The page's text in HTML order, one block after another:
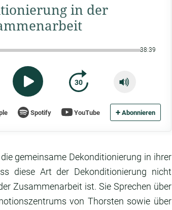
in der
38:39
30
Spotify YouTube + Abonnieren
gemeinsame Dekonditionierung in ihrer
diese Art der Dekonditionierung nicht
Zusammenarbeit ist. Sie Sprechen über
von Thorsten sowie über